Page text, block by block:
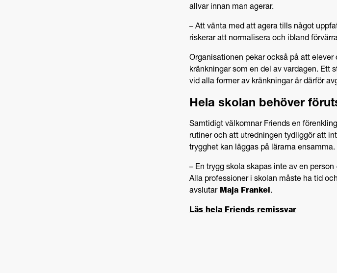
allvar innan man agerar.
– Att vänta med att agera tills något
riskerar att normalisera och ibland
Organisationen pekar också på att
kränkningar som en del av vardagen. Ett
vid alla former av kränkningar är därför
Hela skolan behöver
Samtidigt välkomnar Friends en
rutiner och att utredningen tydliggör att
trygghet kan läggas på lärarna ensamma.
– En trygg skola skapas inte av en
Alla professioner i skolan måste ha tid
avslutarMaja Frankel.
Läs hela Friends remissvar